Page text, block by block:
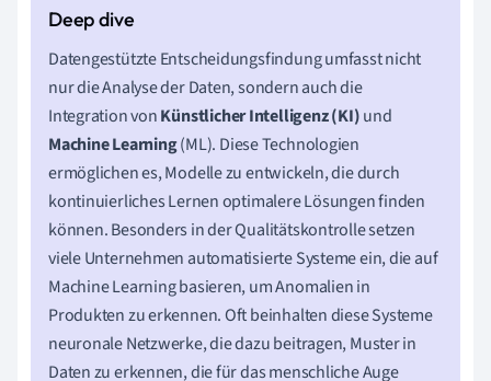
Datengestützte Entscheidungsfindung umfasst nicht
nur die Analyse der Daten, sondern auch die
Integration vonKünstlicher Intelligenz (KI)und
Machine Learning(ML). Diese Technologien
ermöglichen es, Modelle zu entwickeln, die durch
kontinuierliches Lernen optimalere Lösungen finden
können. Besonders in der Qualitätskontrolle setzen
viele Unternehmen automatisierte Systeme ein, die auf
Machine Learning basieren, um Anomalien in
Produkten zu erkennen. Oft beinhalten diese Systeme
neuronale Netzwerke, die dazu beitragen, Muster in
Daten zu erkennen, die für das menschliche Auge